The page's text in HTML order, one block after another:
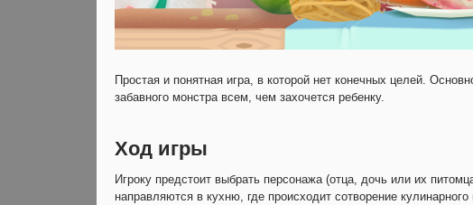
Простая и понятная игра, в которой нет конечных целей.
забавного монстра всем, чем захочется ребенку.
Ход игры
Игроку предстоит выбрать персонажа (отца, дочь или их
направляются в кухню, где происходит сотворение